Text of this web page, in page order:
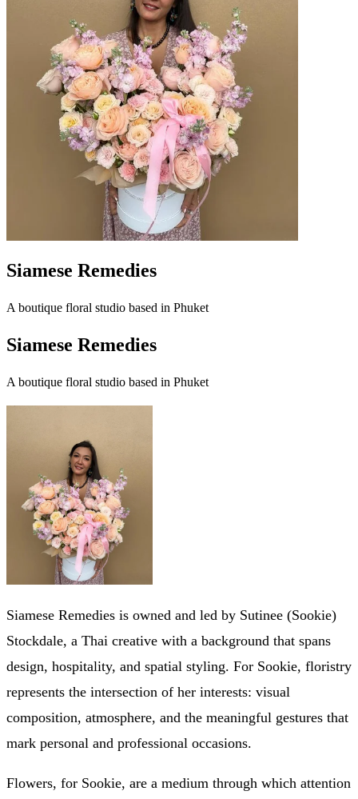
Siamese Remedies
A boutique floral studio based in Phuket
Siamese Remedies
A boutique floral studio based in Phuket
Siamese Remedies is owned and led by Sutinee (Sookie)
Stockdale, a Thai creative with a background that spans
design, hospitality, and spatial styling. For Sookie, floristry
represents the intersection of her interests: visual
composition, atmosphere, and the meaningful gestures that
mark personal and professional occasions.
Flowers, for Sookie, are a medium through which attention